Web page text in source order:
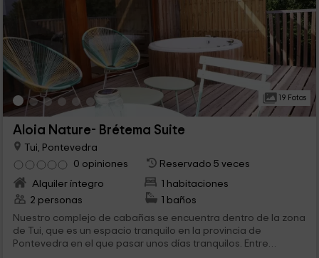
19 Fotos
Aloia Nature- Brétema Suite
Tui, Pontevedra
0 opiniones
Reservado 5 veces
Alquiler íntegro
1 habitaciones
2 personas
1 baños
Nuestro complejo de cabañas se encuentra dentro de la zona
de Tui, que es un espacio tranquilo en la provincia de
Pontevedra en el que pasar unos días tranquilos. Entre